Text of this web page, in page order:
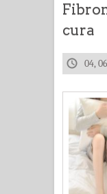
cura
04,